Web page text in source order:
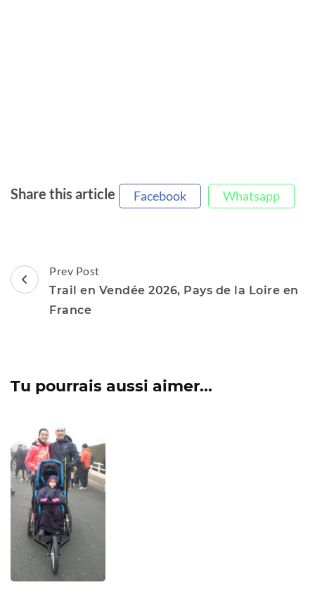
Share this article Facebook Whatsapp
Post
Navigation
Prev Post
Trail en Vendée 2026, Pays de la Loire en
France
Tu pourrais aussi aimer...